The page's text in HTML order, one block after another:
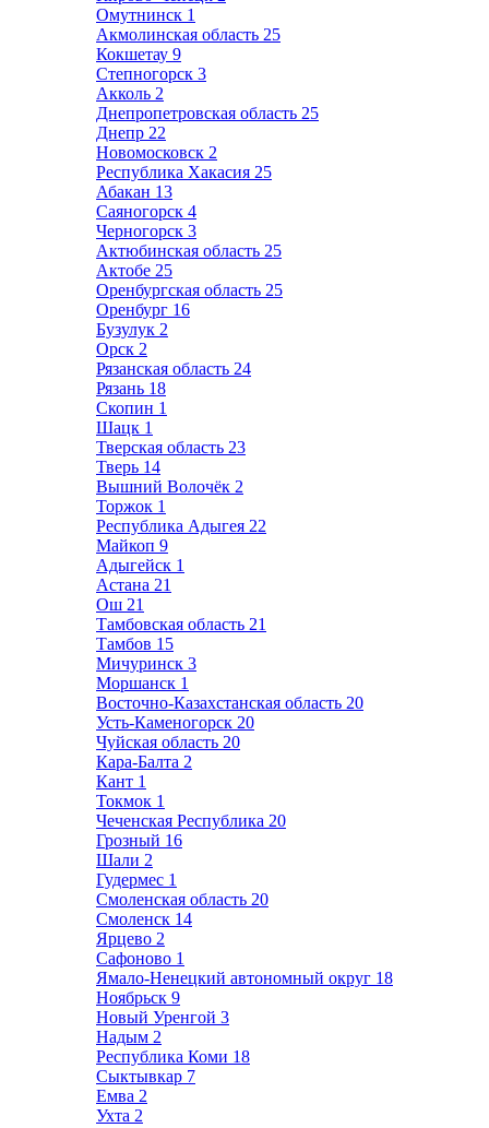
Омутнинск 1
Акмолинская область 25
Кокшетау 9
Степногорск 3
Акколь 2
Днепропетровская область 25
Днепр 22
Новомосковск 2
Республика Хакасия 25
Абакан 13
Саяногорск 4
Черногорск 3
Актюбинская область 25
Актобе 25
Оренбургская область 25
Оренбург 16
Бузулук 2
Орск 2
Рязанская область 24
Рязань 18
Скопин 1
Шацк 1
Тверская область 23
Тверь 14
Вышний Волочёк 2
Торжок 1
Республика Адыгея 22
Майкоп 9
Адыгейск 1
Астана 21
Ош 21
Тамбовская область 21
Тамбов 15
Мичуринск 3
Моршанск 1
Восточно-Казахстанская область 20
Усть-Каменогорск 20
Чуйская область 20
Кара-Балта 2
Кант 1
Токмок 1
Чеченская Республика 20
Грозный 16
Шали 2
Гудермес 1
Смоленская область 20
Смоленск 14
Ярцево 2
Сафоново 1
Ямало-Ненецкий автономный округ 18
Ноябрьск 9
Новый Уренгой 3
Надым 2
Республика Коми 18
Сыктывкар 7
Емва 2
Ухта 2